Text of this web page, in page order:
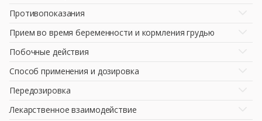
Противопоказания
Прием во время беременности и кормления грудью
Побочные действия
Способ применения и дозировка
Передозировка
Лекарственное взаимодействие